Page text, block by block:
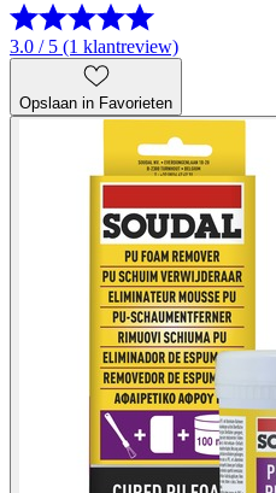
3.0 / 5 (1 klantreview)
Opslaan in Favorieten